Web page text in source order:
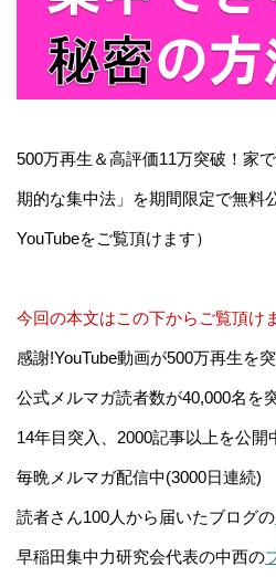
500万再生＆高評価11万突破！家
期的な集中法」を期間限定で無料
YouTubeをご覧頂けます）
今回の本文はこの下からご覧頂け
感謝!YouTube動画が500万再生を突
公式メルマガ読者数が40,000名を
14年目突入、2000記事以上を公開
毎晩メルマガ配信中(3000日連続)
読者さん100人から届いたブログの
早稲田集中力研究会代表の中西の